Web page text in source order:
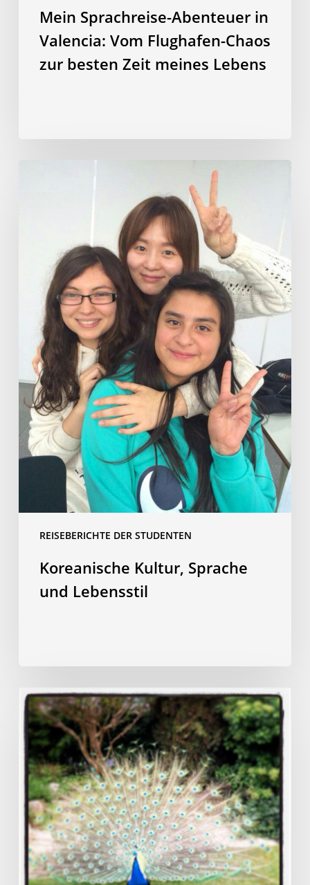
Mein Sprachreise-Abenteuer in
Valencia: Vom Flughafen-Chaos
zur besten Zeit meines Lebens
REISEBERICHTE DER STUDENTEN
Koreanische Kultur, Sprache
und Lebensstil
Mein
Sprachkurs
in
Rouen